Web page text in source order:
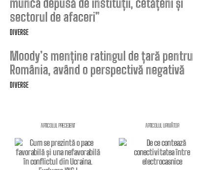
munca depusă de instituții, cetățeni și
sectorul de afaceri”
DIVERSE
Moody’s menține ratingul de țară pentru
România, având o perspectivă negativă
DIVERSE
ARTICOLUL PRECEDENT ARTICOLUL URMĂTOR